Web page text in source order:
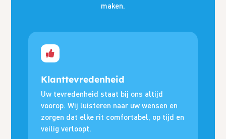
maken.
Klanttevredenheid
Uw tevredenheid staat bij ons altijd
voorop. Wij luisteren naar uw wensen en
zorgen dat elke rit comfortabel, op tijd en
veilig verloopt.